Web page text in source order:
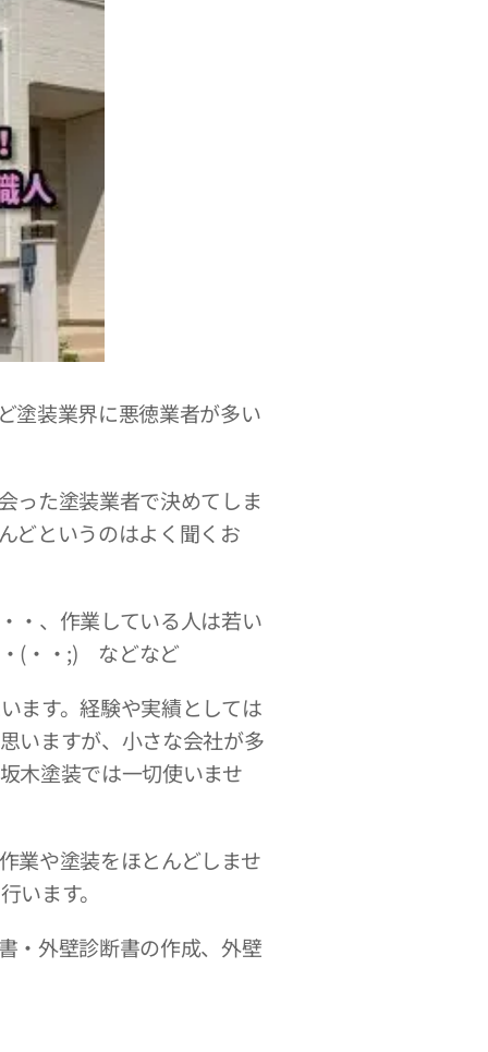
塗装業界に悪徳業者が多い
った塗装業者で決めてしま
どというのはよく聞くお
・、作業している人は若い
・(・・;) などなど
ます。経験や実績としては
いますが、小さな会社が多
木塗装では一切使いませ
業や塗装をほとんどしませ
います。
・外壁診断書の作成、外壁